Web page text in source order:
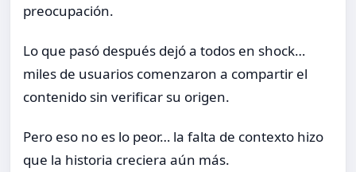
preocupación.
Lo que pasó después dejó a todos en shock…
miles de usuarios comenzaron a compartir el
contenido sin verificar su origen.
Pero eso no es lo peor… la falta de contexto hizo
que la historia creciera aún más.